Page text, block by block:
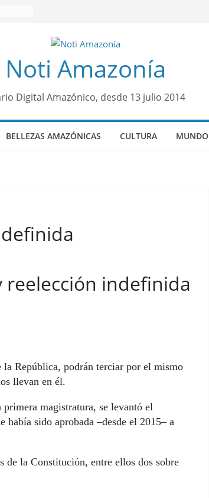
Noti Amazonía
Digital Amazónico, desde 13 julio 2014
BELLEZAS AMAZÓNICAS CULTURA MUNDO
indefinida
la República, podrán terciar por el mismo
llevan en él.
magistratura, se levantó el
había sido aprobada –desde el 2015– a
la Constitución, entre ellos dos sobre